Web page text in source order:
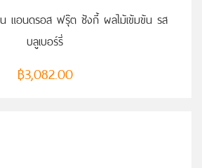
แอนดรอส ฟรุ๊ต ชังกี้ ผลไม้เข้มข้น รส
บลูเบอร์รี่
฿3,082.00